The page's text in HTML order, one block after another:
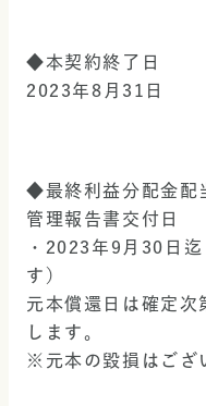
◆本契約終了日
2023年8月31日
◆最終利益分配金配
管理報告書交付日
・2023年9月30日
す）
元本償還日は確定次
します。
※元本の毀損はござ